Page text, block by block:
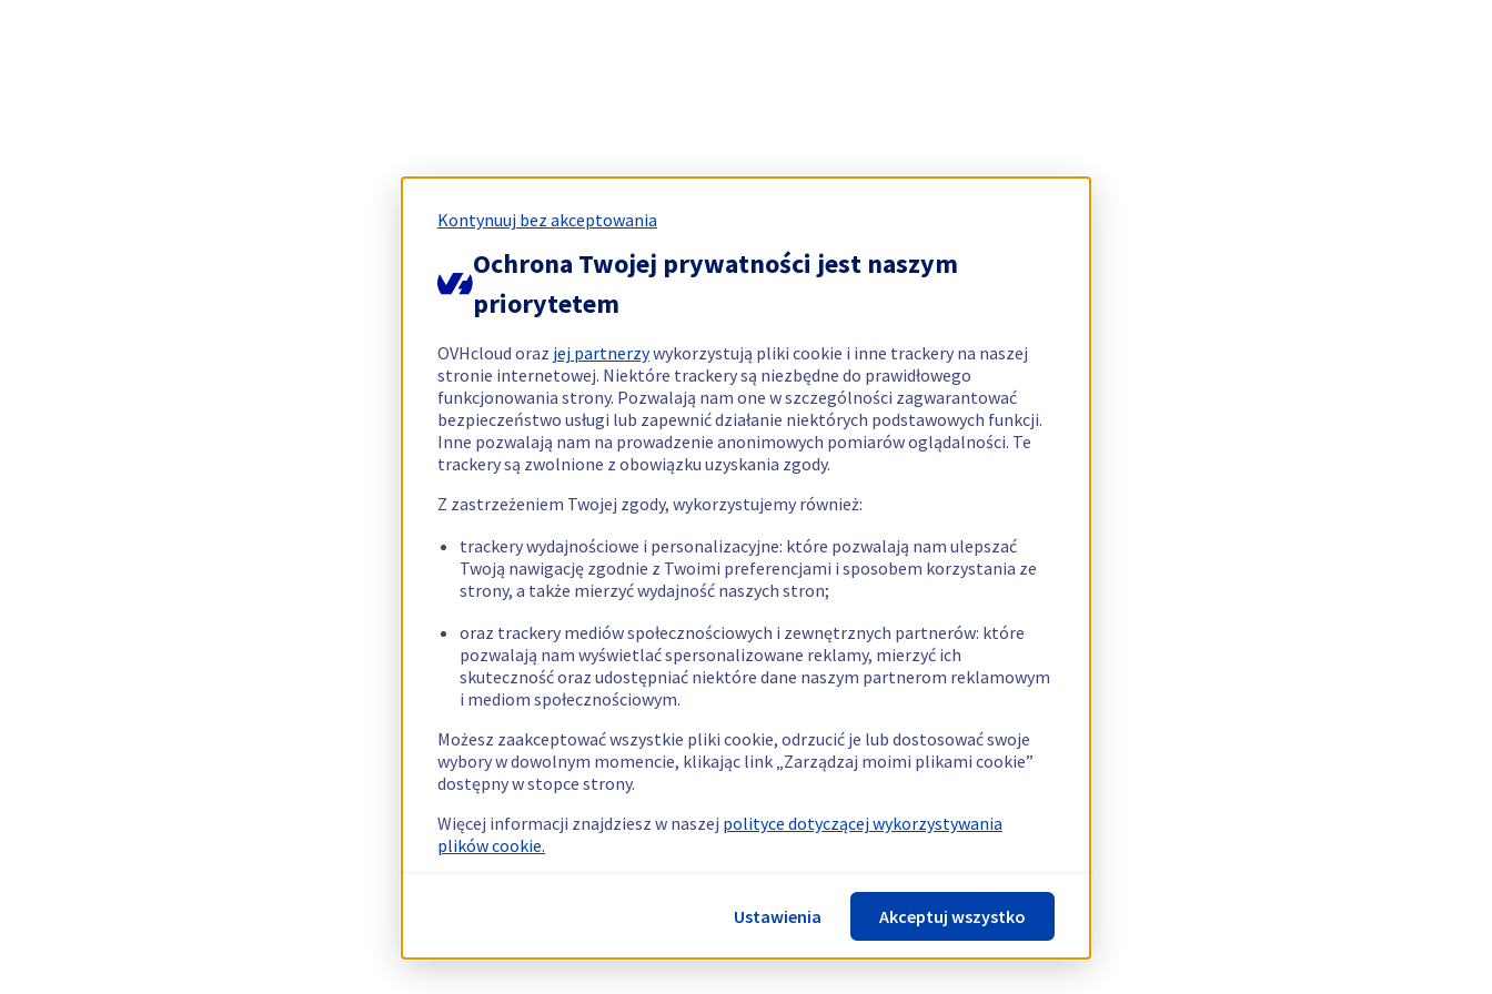
Kontynuuj bez akceptowania
Ochrona Twojej prywatności jest naszym
priorytetem
OVHcloud oraz jej partnerzywykorzystują pliki cookie i inne trackery na naszej
stronie internetowej. Niektóre trackery są niezbędne do prawidłowego
funkcjonowania strony. Pozwalają nam one w szczególności zagwarantować
bezpieczeństwo usługi lub zapewnić działanie niektórych podstawowych funkcji.
Inne pozwalają nam na prowadzenie anonimowych pomiarów oglądalności. Te
trackery są zwolnione z obowiązku uzyskania zgody.
Z zastrzeżeniem Twojej zgody, wykorzystujemy również:
trackery wydajnościowe i personalizacyjne: które pozwalają nam ulepszać
Twoją nawigację zgodnie z Twoimi preferencjami i sposobem korzystania ze
strony, a także mierzyć wydajność naszych stron;
oraz trackery mediów społecznościowych i zewnętrznych partnerów: które
pozwalają nam wyświetlać spersonalizowane reklamy, mierzyć ich
skuteczność oraz udostępniać niektóre dane naszym partnerom reklamowym
i mediom społecznościowym.
Możesz zaakceptować wszystkie pliki cookie, odrzucić je lub dostosować swoje
wybory w dowolnym momencie, klikając link „Zarządzaj moimi plikami cookie”
dostępny w stopce strony.
Więcej informacji znajdziesz w naszej polityce dotyczącej wykorzystywania
plików cookie.
Ustawienia Akceptuj wszystko